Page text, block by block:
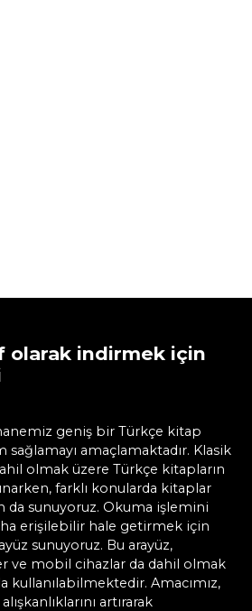
olarak indirmek için
geniş bir Türkçe kitap
amaçlamaktadır. Klasik
olmak üzere Türkçe kitapların
farklı konularda kitaplar
da sunuyoruz. Okuma işlemini
erişilebilir hale getirmek için
sunuyoruz. Bu arayüz,
ve mobil cihazlar da dahil olmak
kullanılabilmektedir. Amacımız,
artırarak